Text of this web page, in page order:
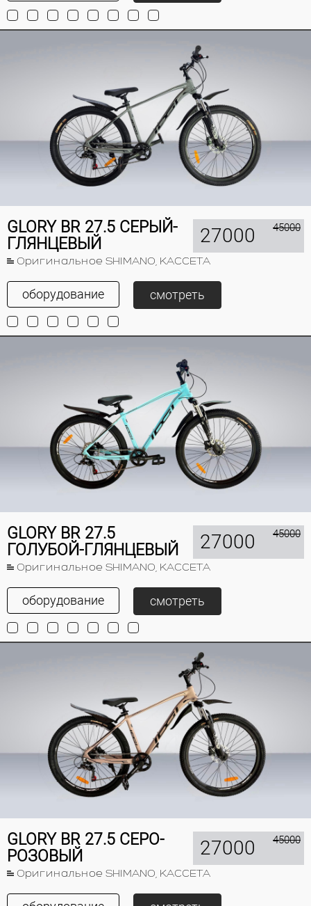
GLORY BR 27.5 СЕРЫЙ-
ГЛЯНЦЕВЫЙ
Оригинальное SHIMANO, КАССЕТА
27000 45000
оборудование смотреть
GLORY BR 27.5
ГОЛУБОЙ-ГЛЯНЦЕВЫЙ
Оригинальное SHIMANO, КАССЕТА
27000 45000
оборудование смотреть
GLORY BR 27.5 СЕРО-
РОЗОВЫЙ
Оригинальное SHIMANO, КАССЕТА
27000 45000